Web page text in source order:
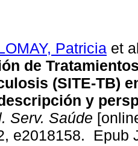
Patricia et
de
(SITE-TB)
y
Serv. Saúde
e2018158. Epub